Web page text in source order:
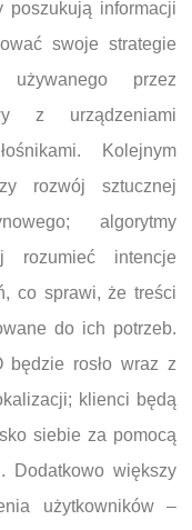
poszukują informacji
swoje strategie
przez
z urządzeniami
Kolejnym
rozwój sztucznej
algorytmy
rozumieć intencje
co sprawi, że treści
do ich potrzeb.
będzie rosło wraz z
klienci będą
siebie za pomocą
Dodatkowo większy
użytkowników –